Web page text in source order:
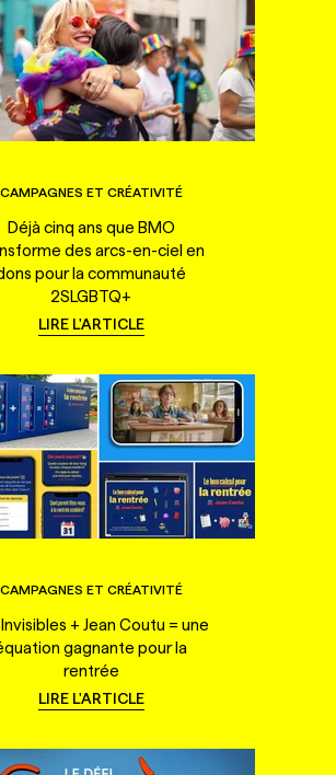
CAMPAGNES ET CRÉATIVITÉ
Déjà cinq ans que BMO
des arcs-en-ciel en
pour la communauté
2SLGBTQ+
LIRE L'ARTICLE
CAMPAGNES ET CRÉATIVITÉ
+ Jean Coutu = une
gagnante pour la
rentrée
LIRE L'ARTICLE